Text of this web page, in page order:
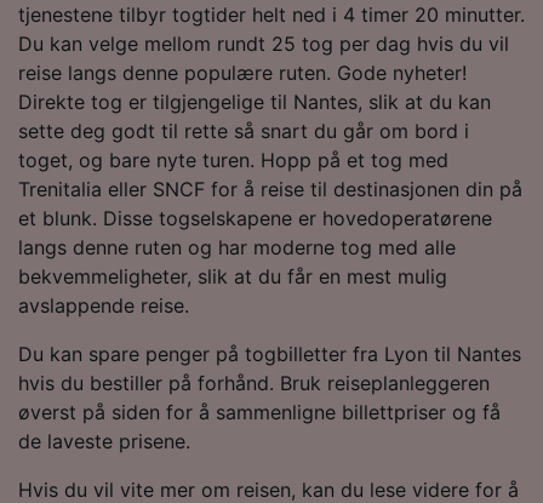
tjenestene tilbyr togtider helt ned i 4 timer 20 minutter.
Du kan velge mellom rundt 25 tog per dag hvis du vil
reise langs denne populære ruten. Gode nyheter!
Direkte tog er tilgjengelige til Nantes, slik at du kan
sette deg godt til rette så snart du går om bord i
toget, og bare nyte turen. Hopp på et tog med
Trenitalia eller SNCF for å reise til destinasjonen din på
et blunk. Disse togselskapene er hovedoperatørene
langs denne ruten og har moderne tog med alle
bekvemmeligheter, slik at du får en mest mulig
avslappende reise.
Du kan spare penger på togbilletter fra Lyon til Nantes
hvis du bestiller på forhånd. Bruk reiseplanleggeren
øverst på siden for å sammenligne billettpriser og få
de laveste prisene.
Hvis du vil vite mer om reisen, kan du lese videre for å